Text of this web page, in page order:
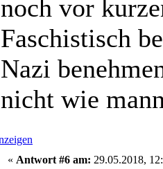
noch vor
Faschistisch
Nazi
nicht wie
« Antwort #6 am: 29.05.2018,